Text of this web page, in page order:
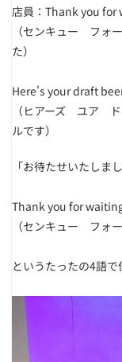
店員：Thank you for
（センキュー フォ
た）
Here's your draft
（ヒアーズ ユア
ルです）
「お待たせいたしま
Thank you for
（センキュー フォ
というたったの4語で